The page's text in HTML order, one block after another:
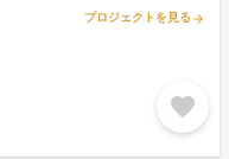
プロジェクトを見る arrow_forward
favorite